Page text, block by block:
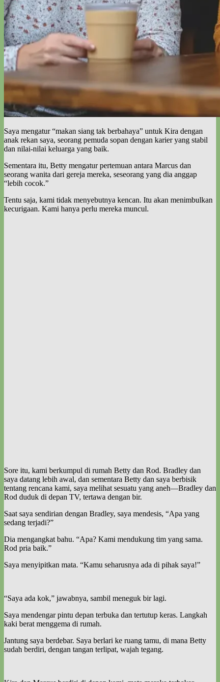
Saya mengatur “makan siang tak berbahaya” untuk Kira dengan
anak rekan saya, seorang pemuda sopan dengan karier yang stabil
dan nilai-nilai keluarga yang baik.
Sementara itu, Betty mengatur pertemuan antara Marcus dan
seorang wanita dari gereja mereka, seseorang yang dia anggap
“lebih cocok.”
Tentu saja, kami tidak menyebutnya kencan. Itu akan menimbulkan
kecurigaan. Kami hanya perlu mereka muncul.
Sore itu, kami berkumpul di rumah Betty dan Rod. Bradley dan
saya datang lebih awal, dan sementara Betty dan saya berbisik
tentang rencana kami, saya melihat sesuatu yang aneh—Bradley dan
Rod duduk di depan TV, tertawa dengan bir.
Saat saya sendirian dengan Bradley, saya mendesis, “Apa yang
sedang terjadi?”
Dia mengangkat bahu. “Apa? Kami mendukung tim yang sama.
Rod pria baik.”
Saya menyipitkan mata. “Kamu seharusnya ada di pihak saya!”
“Saya ada kok,” jawabnya, sambil meneguk bir lagi.
Saya mendengar pintu depan terbuka dan tertutup keras. Langkah
kaki berat menggema di rumah.
Jantung saya berdebar. Saya berlari ke ruang tamu, di mana Betty
sudah berdiri, dengan tangan terlipat, wajah tegang.